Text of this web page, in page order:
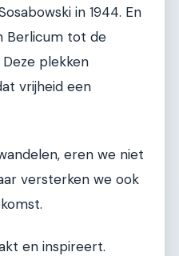
in 1944. En
Berlicum tot de
plekken
vrijheid een
eren we niet
versterken we ook
en inspireert.